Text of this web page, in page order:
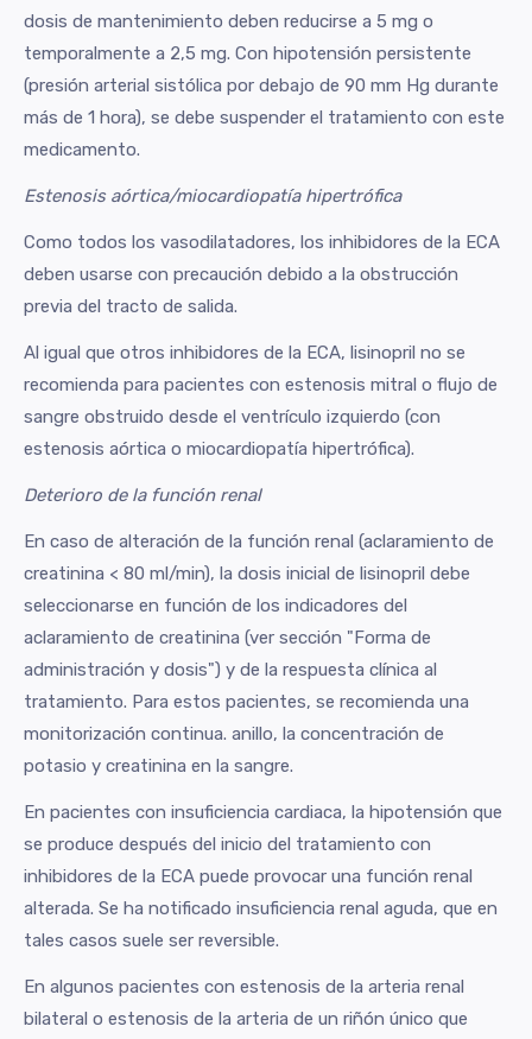
dosis de mantenimiento deben reducirse a 5 mg o
temporalmente a 2,5 mg. Con hipotensión persistente
(presión arterial sistólica por debajo de 90 mm Hg durante
más de 1 hora), se debe suspender el tratamiento con este
medicamento.
Estenosis aórtica/miocardiopatía hipertrófica
Como todos los vasodilatadores, los inhibidores de la ECA
deben usarse con precaución debido a la obstrucción
previa del tracto de salida.
Al igual que otros inhibidores de la ECA, lisinopril no se
recomienda para pacientes con estenosis mitral o flujo de
sangre obstruido desde el ventrículo izquierdo (con
estenosis aórtica o miocardiopatía hipertrófica).
Deterioro de la función renal
En caso de alteración de la función renal (aclaramiento de
creatinina < 80 ml/min), la dosis inicial de lisinopril debe
seleccionarse en función de los indicadores del
aclaramiento de creatinina (ver sección "Forma de
administración y dosis") y de la respuesta clínica al
tratamiento. Para estos pacientes, se recomienda una
monitorización continua. anillo, la concentración de
potasio y creatinina en la sangre.
En pacientes con insuficiencia cardiaca, la hipotensión que
se produce después del inicio del tratamiento con
inhibidores de la ECA puede provocar una función renal
alterada. Se ha notificado insuficiencia renal aguda, que en
tales casos suele ser reversible.
En algunos pacientes con estenosis de la arteria renal
bilateral o estenosis de la arteria de un riñón único que